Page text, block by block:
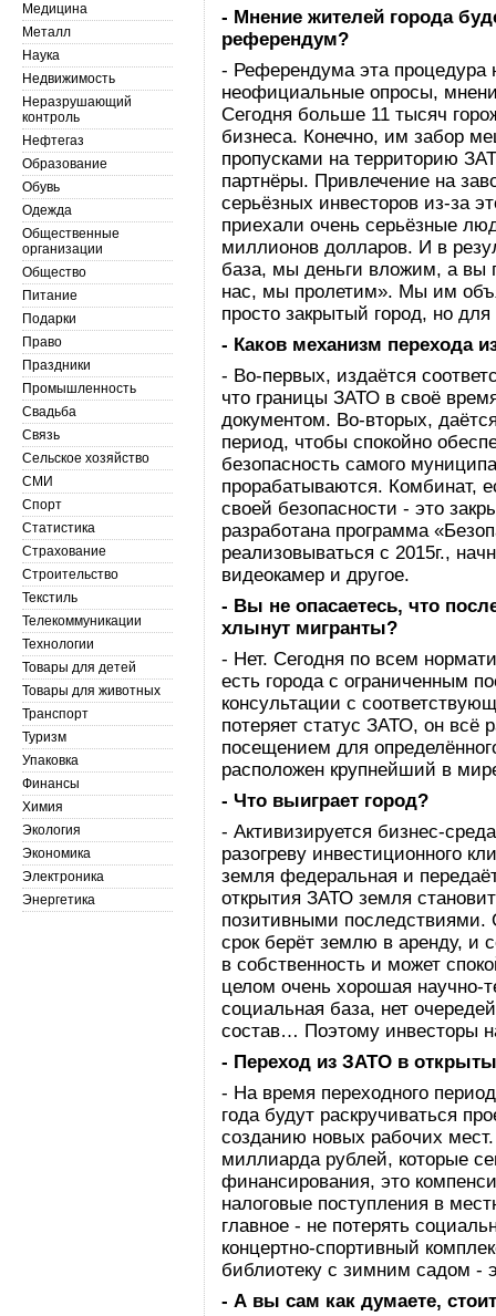
- Мнение жителей города
референдум?
- Референдума эта процедура
неофициальные опросы,
Сегодня больше 11 тысяч
бизнеса. Конечно, им забор
пропусками на территорию
партнёры. Привлечение на
серьёзных инвесторов из-за
приехали очень серьёзные
миллионов долларов. И в
база, мы деньги вложим, а вы
нас, мы пролетим». Мы им
просто закрытый город, но
- Каков механизм перехода
- Во-первых, издаётся
что границы ЗАТО в своё
документом. Во-вторых,
период, чтобы спокойно
безопасность самого
прорабатываются. Комбинат,
своей безопасности - это
разработана программа
реализовываться с 2015г.,
видеокамер и другое.
- Вы не опасаетесь, что
хлынут мигранты?
- Нет. Сегодня по всем
есть города с ограниченным
консультации с
потеряет статус ЗАТО, он всё
посещением для
расположен крупнейший в
- Что выиграет город?
- Активизируется бизнес-
разогреву инвестиционного
земля федеральная и
открытия ЗАТО земля
позитивными последствиями.
срок берёт землю в аренду, и
в собственность и может
целом очень хорошая научно-
социальная база, нет
состав… Поэтому инвесторы
- Переход из ЗАТО в
- На время переходного
года будут раскручиваться
созданию новых рабочих
миллиарда рублей, которые
финансирования, это
налоговые поступления в
главное - не потерять
концертно-спортивный
библиотеку с зимним садом -
- А вы сам как думаете,
Медицина
Металл
Наука
Недвижимость
Неразрушающий
контроль
Нефтегаз
Образование
Обувь
Одежда
Общественные
организации
Общество
Питание
Подарки
Право
Праздники
Промышленность
Свадьба
Связь
Сельское хозяйство
СМИ
Спорт
Статистика
Страхование
Строительство
Текстиль
Телекоммуникации
Технологии
Товары для детей
Товары для животных
Транспорт
Туризм
Упаковка
Финансы
Химия
Экология
Экономика
Электроника
Энергетика